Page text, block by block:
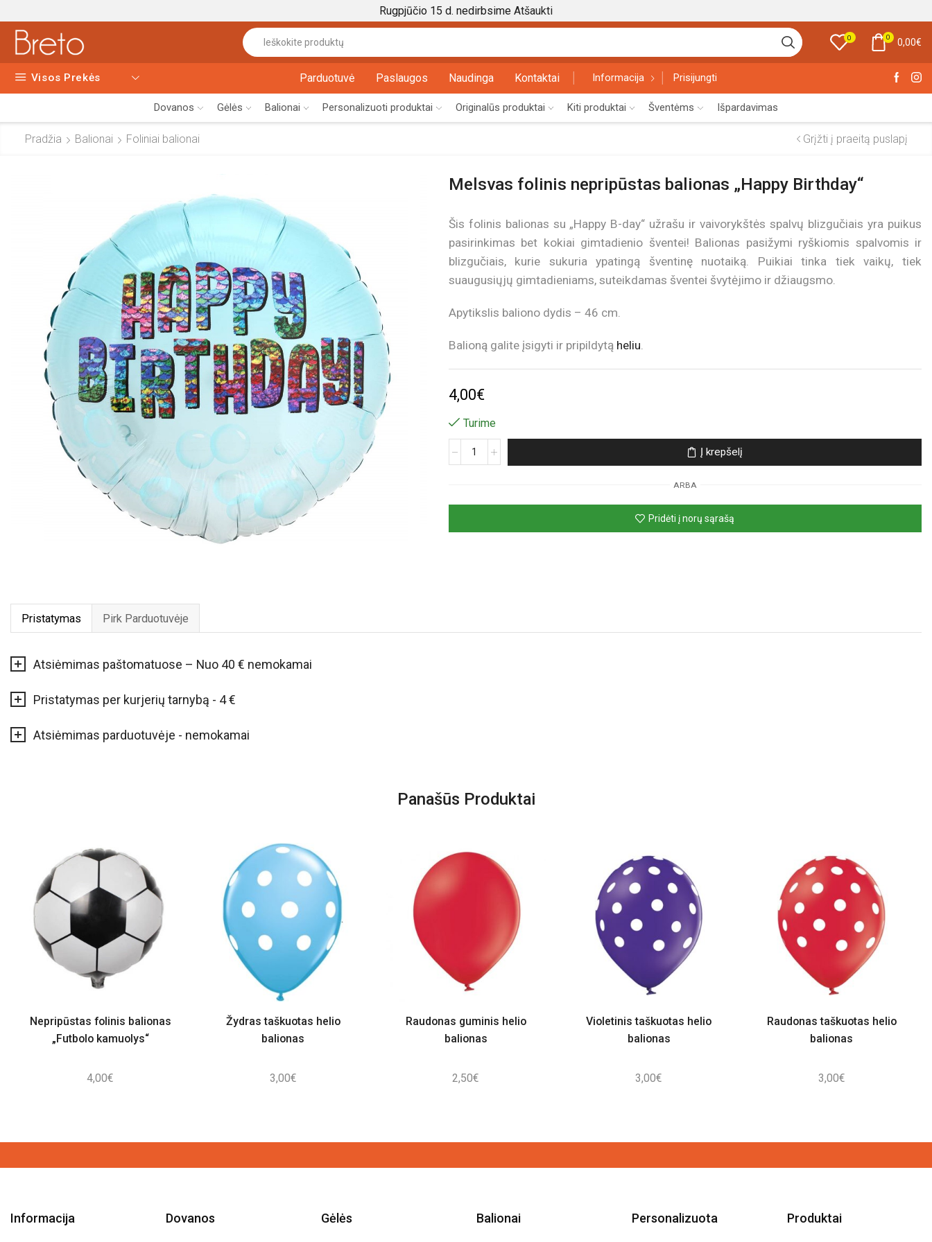
Rugpjūčio 15 d. nedirbsime Atšaukti
input
0 0 0,00€
Visos Prekės Parduotuvė Paslaugos Naudinga Kontaktai Informacija Prisijungti
Dovanos Gėlės Balionai Personalizuoti produktai Originalūs produktai Kiti produktai Šventėms Išpardavimas
Pradžia Balionai Foliniai balionai Grįžti į praeitą puslapį
Melsvas folinis nepripūstas balionas „Happy Birthday“
Šis folinis balionas su „Happy B-day“ užrašu ir vaivorykštės spalvų blizgučiais yra puikus
pasirinkimas bet kokiai gimtadienio šventei! Balionas pasižymi ryškiomis spalvomis ir
blizgučiais, kurie sukuria ypatingą šventinę nuotaiką. Puikiai tinka tiek vaikų, tiek
suaugusiųjų gimtadieniams, suteikdamas šventei švytėjimo ir džiaugsmo.
Apytikslis baliono dydis – 46 cm.
Balioną galite įsigyti ir pripildytą heliu
4,00€
Turime
produkto
nepripūstas
Į krepšelį
ARBA
Pridėti į norų sąrašą
Pristatymas Pirk Parduotuvėje
Atsiėmimas paštomatuose – Nuo 40 € nemokamai
Pristatymas per kurjerių tarnybą - 4 €
Atsiėmimas parduotuvėje - nemokamai
Panašūs Produktai
Nepripūstas folinis balionas
„Futbolo kamuolys“
4,00€
Žydras taškuotas helio
balionas
3,00€
Raudonas guminis helio
balionas
2,50€
Violetinis taškuotas helio
balionas
3,00€
Raudonas taškuotas helio
balionas
3,00€
Informacija Dovanos Gėlės Balionai Personalizuota Produktai